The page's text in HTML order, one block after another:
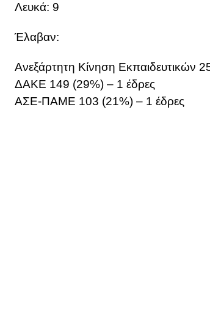
Λευκά: 9
Έλαβαν:
Ανεξάρτητη Κίνηση Εκπαιδευτικών
ΔΑΚΕ 149 (29%) – 1 έδρες
ΑΣΕ-ΠΑΜΕ 103 (21%) – 1 έδρες